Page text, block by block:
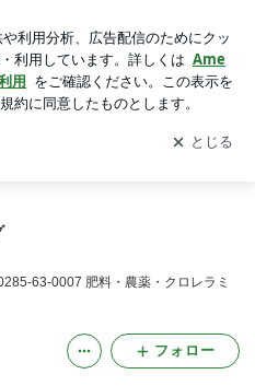
の更新通知
を受け取りまし
開く
63-0007 肥料・農薬・クロレラミ
フォロー